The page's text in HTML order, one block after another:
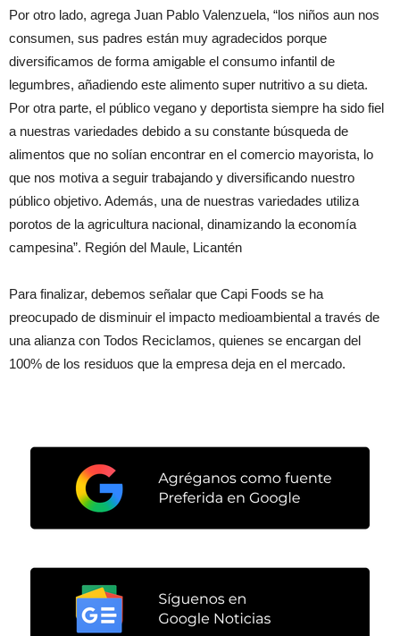
Por otro lado, agrega Juan Pablo Valenzuela, “los niños aun nos
consumen, sus padres están muy agradecidos porque
diversificamos de forma amigable el consumo infantil de
legumbres, añadiendo este alimento super nutritivo a su dieta.
Por otra parte, el público vegano y deportista siempre ha sido fiel
a nuestras variedades debido a su constante búsqueda de
alimentos que no solían encontrar en el comercio mayorista, lo
que nos motiva a seguir trabajando y diversificando nuestro
público objetivo. Además, una de nuestras variedades utiliza
porotos de la agricultura nacional, dinamizando la economía
campesina”. Región del Maule, Licantén
Para finalizar, debemos señalar que Capi Foods se ha
preocupado de disminuir el impacto medioambiental a través de
una alianza con Todos Reciclamos, quienes se encargan del
100% de los residuos que la empresa deja en el mercado.